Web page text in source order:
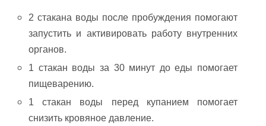
2 стакана воды после пробуждения помогают
запустить и активировать работу внутренних
органов.
1 стакан воды за 30 минут до еды помогает
пищеварению.
1 стакан воды перед купанием помогает
снизить кровяное давление.